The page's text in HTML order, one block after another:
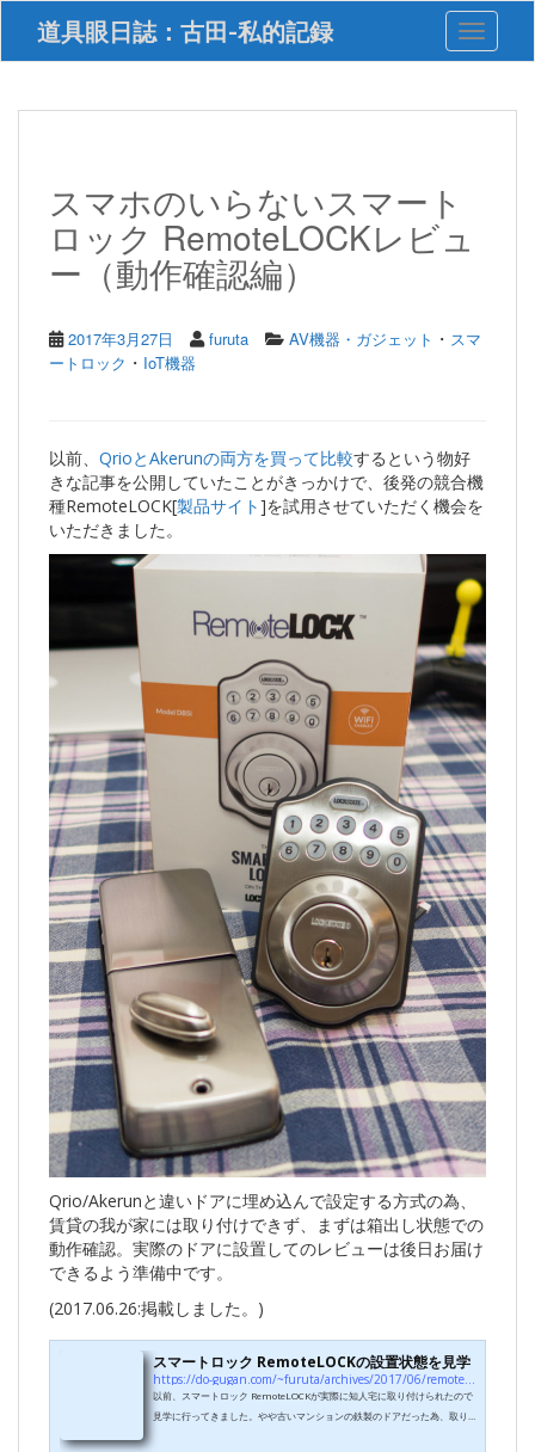
i
道具眼日誌：古田-私的記録 Toggle
スマホのいらないスマート
ロック RemoteLOCKレビュ
ー（動作確認編）
2017年3月27日 furuta AV機器・ガジェット ・ スマ
ートロック ・ IoT機器
以前、 QrioとAkerunの両方を買って比較するという物好
きな記事を公開していたことがきっかけで、後発の競合機
種RemoteLOCK[製品サイト]を試用させていただく機会を
いただきました。
Qrio/Akerunと違いドアに埋め込んで設定する方式の為、
賃貸の我が家には取り付けできず、まずは箱出し状態での
動作確認。実際のドアに設置してのレビューは後日お届け
できるよう準備中です。
(2017.06.26:掲載しました。)
スマートロック RemoteLOCKの設置状態を見学
https://do-gugan.com/~furuta/archives/2017/06/remotelock3.html
以前、スマートロック RemoteLOCKが実際に知人宅に取り付けられたので
見学に行ってきました。やや古いマンションの鉄製のドアだった為、取り